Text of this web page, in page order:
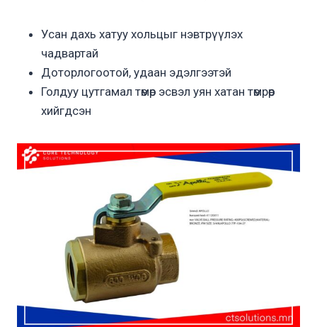
Усан дахь хатуу хольцыг нэвтрүүлэх
чадвартай
Доторлогоотой, удаан эдэлгээтэй
Голдуу цутгамал төмөр эсвэл уян хатан төмрөөр
хийгдсэн